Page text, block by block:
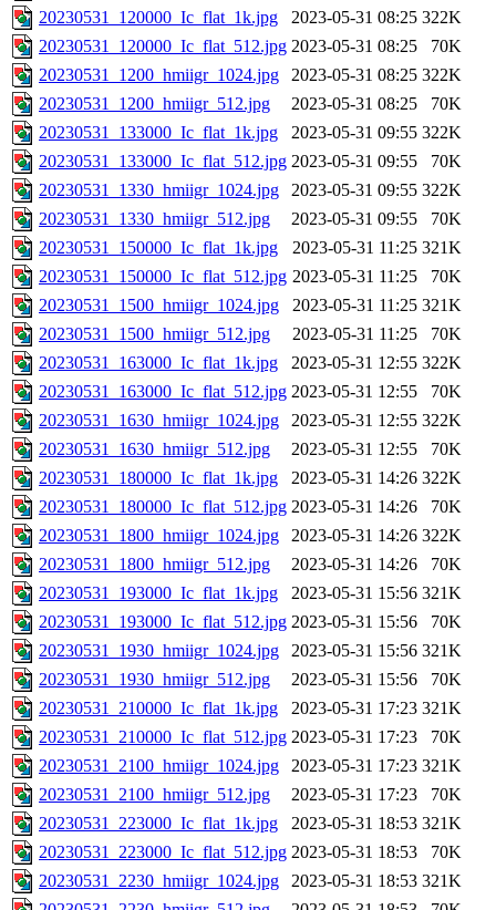
20230531_120000_Ic_flat_1k.jpg
2023-05-31 08:25 322K
20230531_120000_Ic_flat_512.jpg 2023-05-31 08:25
70K
20230531_1200_hmiigr_1024.jpg
2023-05-31 08:25 322K
20230531_1200_hmiigr_512.jpg
2023-05-31 08:25
70K
20230531_133000_Ic_flat_1k.jpg
2023-05-31 09:55 322K
20230531_133000_Ic_flat_512.jpg 2023-05-31 09:55
70K
20230531_1330_hmiigr_1024.jpg
2023-05-31 09:55 322K
20230531_1330_hmiigr_512.jpg
2023-05-31 09:55
70K
20230531_150000_Ic_flat_1k.jpg
2023-05-31 11:25 321K
20230531_150000_Ic_flat_512.jpg 2023-05-31 11:25
70K
20230531_1500_hmiigr_1024.jpg
2023-05-31 11:25 321K
20230531_1500_hmiigr_512.jpg
2023-05-31 11:25
70K
20230531_163000_Ic_flat_1k.jpg
2023-05-31 12:55 322K
20230531_163000_Ic_flat_512.jpg 2023-05-31 12:55
70K
20230531_1630_hmiigr_1024.jpg
2023-05-31 12:55 322K
20230531_1630_hmiigr_512.jpg
2023-05-31 12:55
70K
20230531_180000_Ic_flat_1k.jpg
2023-05-31 14:26 322K
20230531_180000_Ic_flat_512.jpg 2023-05-31 14:26
70K
20230531_1800_hmiigr_1024.jpg
2023-05-31 14:26 322K
20230531_1800_hmiigr_512.jpg
2023-05-31 14:26
70K
20230531_193000_Ic_flat_1k.jpg
2023-05-31 15:56 321K
20230531_193000_Ic_flat_512.jpg 2023-05-31 15:56
70K
20230531_1930_hmiigr_1024.jpg
2023-05-31 15:56 321K
20230531_1930_hmiigr_512.jpg
2023-05-31 15:56
70K
20230531_210000_Ic_flat_1k.jpg
2023-05-31 17:23 321K
20230531_210000_Ic_flat_512.jpg 2023-05-31 17:23
70K
20230531_2100_hmiigr_1024.jpg
2023-05-31 17:23 321K
20230531_2100_hmiigr_512.jpg
2023-05-31 17:23
70K
20230531_223000_Ic_flat_1k.jpg
2023-05-31 18:53 321K
20230531_223000_Ic_flat_512.jpg 2023-05-31 18:53
70K
20230531_2230_hmiigr_1024.jpg
2023-05-31 18:53 321K